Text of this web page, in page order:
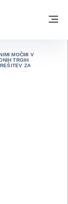
MOČMI V
TRGIH
ZA